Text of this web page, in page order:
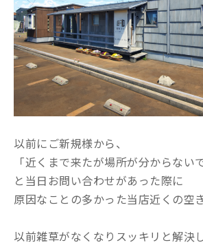
以前にご新規様から、
「近くまで来たが場所が分からない
と当日お問い合わせがあった際に
原因なことの多かった当店近くの空
以前雑草がなくなりスッキリと解決